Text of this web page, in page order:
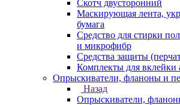
Скотч двусторонний
Маскирующая лента,
бумага
Средство для стирки
и микрофибр
Средства защиты
Комплекты для вклейки
Опрыскиватели, фланоны и
Назад
Опрыскиватели,